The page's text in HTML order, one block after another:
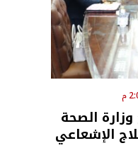
الصحة
الإشعاعي